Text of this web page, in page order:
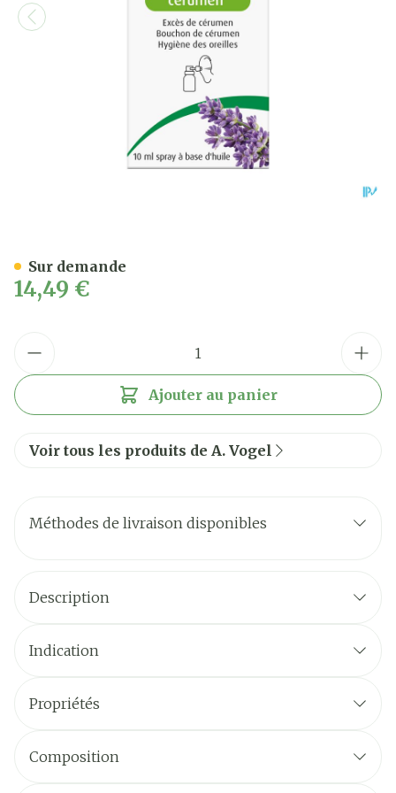
14,49 €
Ajouter au panier
Sur demande
Voir tous les produits de A. Vogel
Méthodes de livraison disponibles
Description
Indication
Propriétés
Composition